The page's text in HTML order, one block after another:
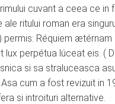
cuvant a ceea ce in
ale ritului roman era
permis: Réquiem ætérnam
lux perpétua lúceat eis. (
si sa straluceasca
cum a fost revizuit in
si introituri alternative.